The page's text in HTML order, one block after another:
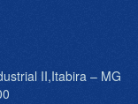
II,Itabira – MG